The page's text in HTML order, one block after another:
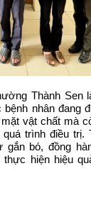
Thành Sen
nhân đang
vật chất mà
trình điều trị.
bó, đồng
hiện hiệu